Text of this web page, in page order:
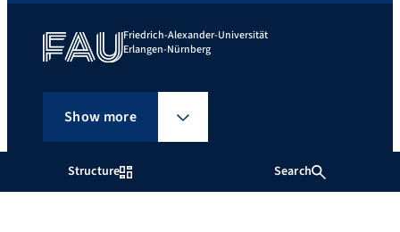
Structure Search
Friedrich-Alexander-Universität
Erlangen-Nürnberg
Show more